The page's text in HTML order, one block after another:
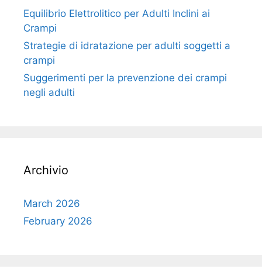
Equilibrio Elettrolitico per Adulti Inclini ai
Crampi
Strategie di idratazione per adulti soggetti a
crampi
Suggerimenti per la prevenzione dei crampi
negli adulti
Archivio
March 2026
February 2026